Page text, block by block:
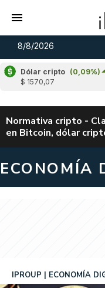
8/8/2026
Dólar cripto (0,09%)
$ 1570,07
u$s
Normativa cripto -
en Bitcoin, dólar
ECONOMÍA
IPROUP ECONOMÍA